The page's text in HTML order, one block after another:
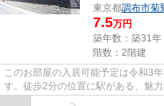
東京都調布市菊
7.5万円
築年数：築31年
階数：2階建
このお部屋の入居可能予定は令和3
す。徒歩2分の位置に駅がある、魅